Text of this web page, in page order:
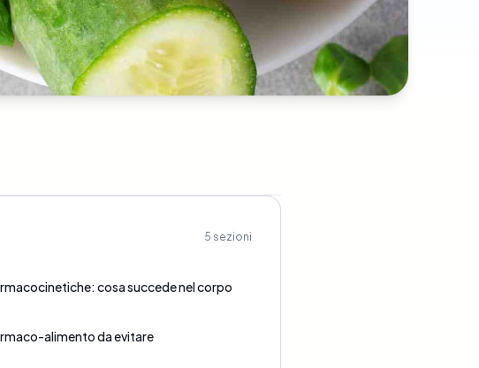
5 sezioni
cosa succede nel corpo
alimento da evitare